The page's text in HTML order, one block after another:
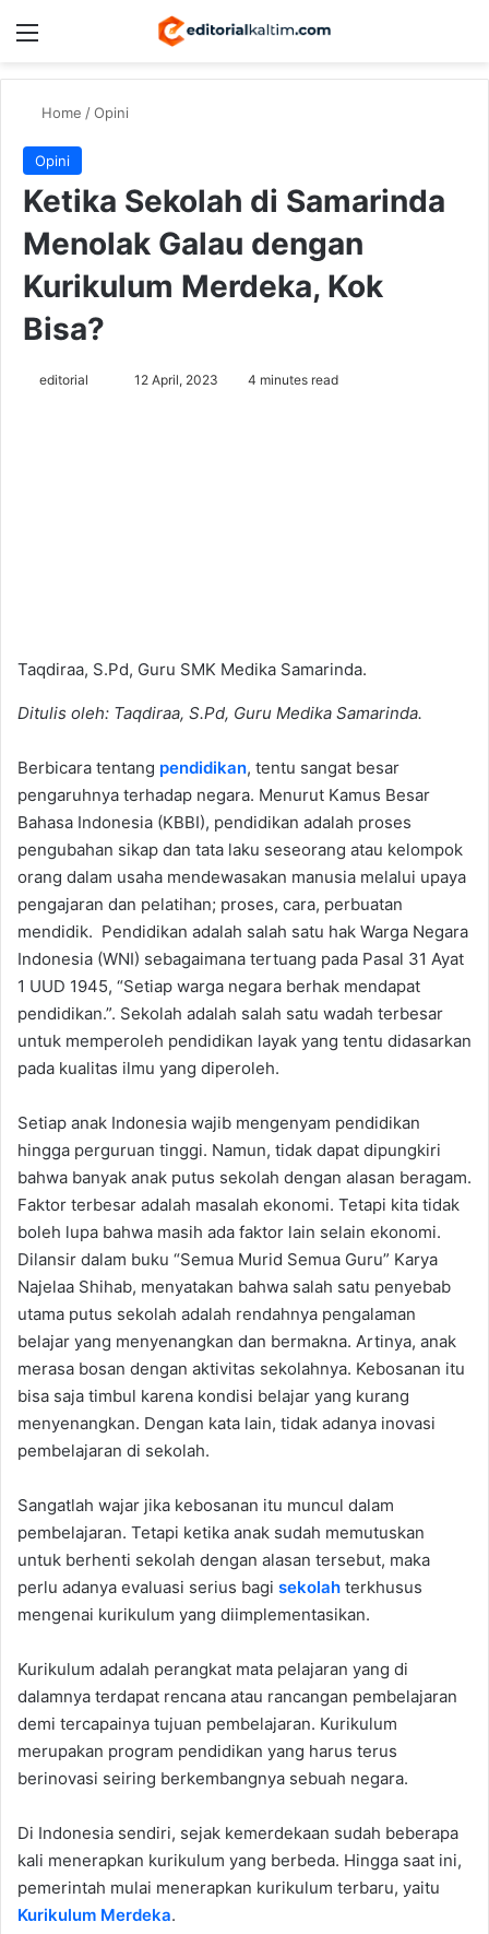
Menu
Home /Opini
Opini
Ketika Sekolah di Samarinda
Menolak Galau dengan
Kurikulum Merdeka, Kok
Bisa?
editorial
Send12 April, 2023 4 minutes read
Taqdiraa, S.Pd, Guru SMK Medika Samarinda.
Ditulis oleh: Taqdiraa, S.Pd, Guru Medika Samarinda.
Berbicara tentang pendidikan, tentu sangat besar
pengaruhnya terhadap negara. Menurut Kamus Besar
Bahasa Indonesia (KBBI), pendidikan adalah proses
pengubahan sikap dan tata laku seseorang atau kelompok
orang dalam usaha mendewasakan manusia melalui upaya
pengajaran dan pelatihan; proses, cara, perbuatan
mendidik. Pendidikan adalah salah satu hak Warga Negara
Indonesia (WNI) sebagaimana tertuang pada Pasal 31 Ayat
1 UUD 1945, “Setiap warga negara berhak mendapat
pendidikan.”. Sekolah adalah salah satu wadah terbesar
untuk memperoleh pendidikan layak yang tentu didasarkan
pada kualitas ilmu yang diperoleh.
Setiap anak Indonesia wajib mengenyam pendidikan
hingga perguruan tinggi. Namun, tidak dapat dipungkiri
bahwa banyak anak putus sekolah dengan alasan beragam.
Faktor terbesar adalah masalah ekonomi. Tetapi kita tidak
boleh lupa bahwa masih ada faktor lain selain ekonomi.
Dilansir dalam buku “Semua Murid Semua Guru” Karya
Najelaa Shihab, menyatakan bahwa salah satu penyebab
utama putus sekolah adalah rendahnya pengalaman
belajar yang menyenangkan dan bermakna. Artinya, anak
merasa bosan dengan aktivitas sekolahnya. Kebosanan itu
bisa saja timbul karena kondisi belajar yang kurang
menyenangkan. Dengan kata lain, tidak adanya inovasi
pembelajaran di sekolah.
Sangatlah wajar jika kebosanan itu muncul dalam
pembelajaran. Tetapi ketika anak sudah memutuskan
untuk berhenti sekolah dengan alasan tersebut, maka
perlu adanya evaluasi serius bagi sekolah terkhusus
mengenai kurikulum yang diimplementasikan.
Kurikulum adalah perangkat mata pelajaran yang di
dalamnya terdapat rencana atau rancangan pembelajaran
demi tercapainya tujuan pembelajaran. Kurikulum
merupakan program pendidikan yang harus terus
berinovasi seiring berkembangnya sebuah negara.
Di Indonesia sendiri, sejak kemerdekaan sudah beberapa
kali menerapkan kurikulum yang berbeda. Hingga saat ini,
pemerintah mulai menerapkan kurikulum terbaru, yaitu
Kurikulum Merdeka.